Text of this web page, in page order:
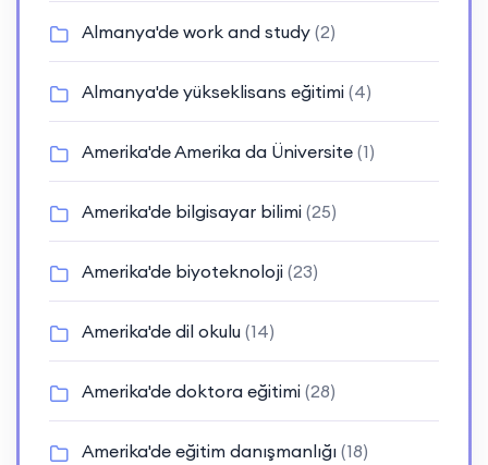
Almanya'de work and study (2)
Almanya'de yükseklisans eğitimi (4)
Amerika'de Amerika da Üniversite (1)
Amerika'de bilgisayar bilimi (25)
Amerika'de biyoteknoloji (23)
Amerika'de dil okulu (14)
Amerika'de doktora eğitimi (28)
Amerika'de eğitim danışmanlığı (18)